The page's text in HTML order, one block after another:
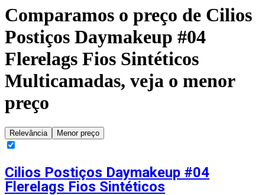
Comparamos o preço de Cilios
Postiços Daymakeup #04
Flerelags Fios Sintéticos
Multicamadas, veja o menor
preço
Relevância Menor preço
Cilios Postiços Daymakeup #04
Flerelags Fios Sintéticos